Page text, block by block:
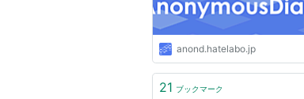
anond.hatelabo.jp
21 ブックマーク